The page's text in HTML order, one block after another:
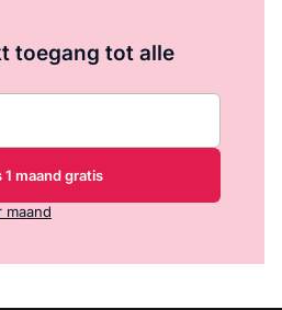
toegang tot alle
1 maand gratis